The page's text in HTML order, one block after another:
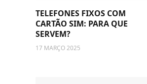
TELEFONES FIXOS COM
CARTÃO SIM: PARA QUE
SERVEM?
17 MARÇO 2025